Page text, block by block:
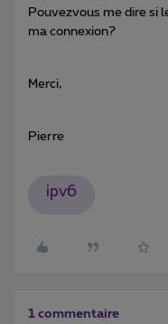
Pouvezvous me dire si
ma connexion?
Merci,
Pierre
ipv6
1 commentaire